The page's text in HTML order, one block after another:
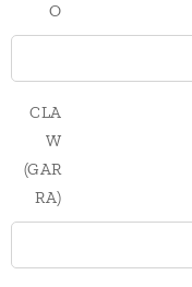
O
CLA
W
(GAR
RA)